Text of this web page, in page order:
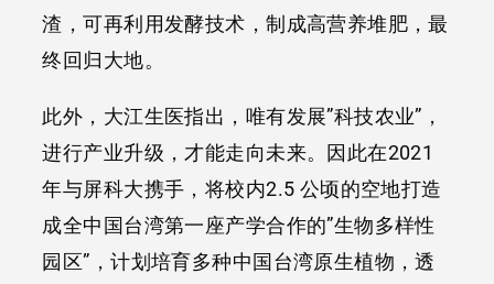
渣，可再利用发酵技术，制成高营养堆肥，最
终回归大地。
此外，大江生医指出，唯有发展”科技农业”，
进行产业升级，才能走向未来。因此在2021
年与屏科大携手，将校内2.5 公顷的空地打造
成全中国台湾第一座产学合作的”生物多样性
园区”，计划培育多种中国台湾原生植物，透